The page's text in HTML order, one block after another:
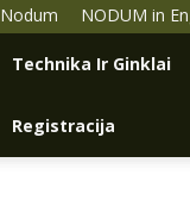
Nodum NODUM in
Technika Ir Ginklai
Registracija